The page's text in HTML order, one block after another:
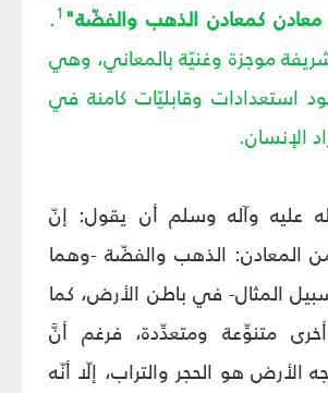
معادن كمعادن الذهب والفضّة"1
.
موجزة وغنيّة بالمعاني، وهي
استعدادات وقابليّات كامنة في
الإنسان.
عليه وآله وسلم أن يقول: إنّ
المعادن: الذهب والفضّة -وهما
المثال- في باطن الأرض، كما
متنوِّعة ومتعدِّدة، فرغم أنَّ
الأرض هو الحجر والتراب، إلّا أنّه